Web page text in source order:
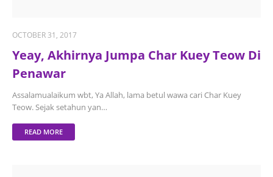
OCTOBER 31, 2017
Yeay, Akhirnya Jumpa Char Kuey Teow Di
Penawar
Assalamualaikum wbt, Ya Allah, lama betul wawa cari Char Kuey
Teow. Sejak setahun yan…
READ MORE